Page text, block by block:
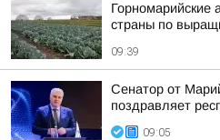
Горномарийские
страны по
09:39
Сенатор от
поздравляет
09:05